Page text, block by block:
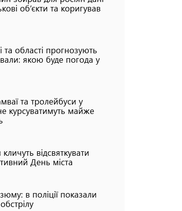
об’єкти та коригував
та області прогнозують
якою буде погода у
та тролейбуси у
курсуватимуть майже
відсвяткувати
День міста
в поліції показали